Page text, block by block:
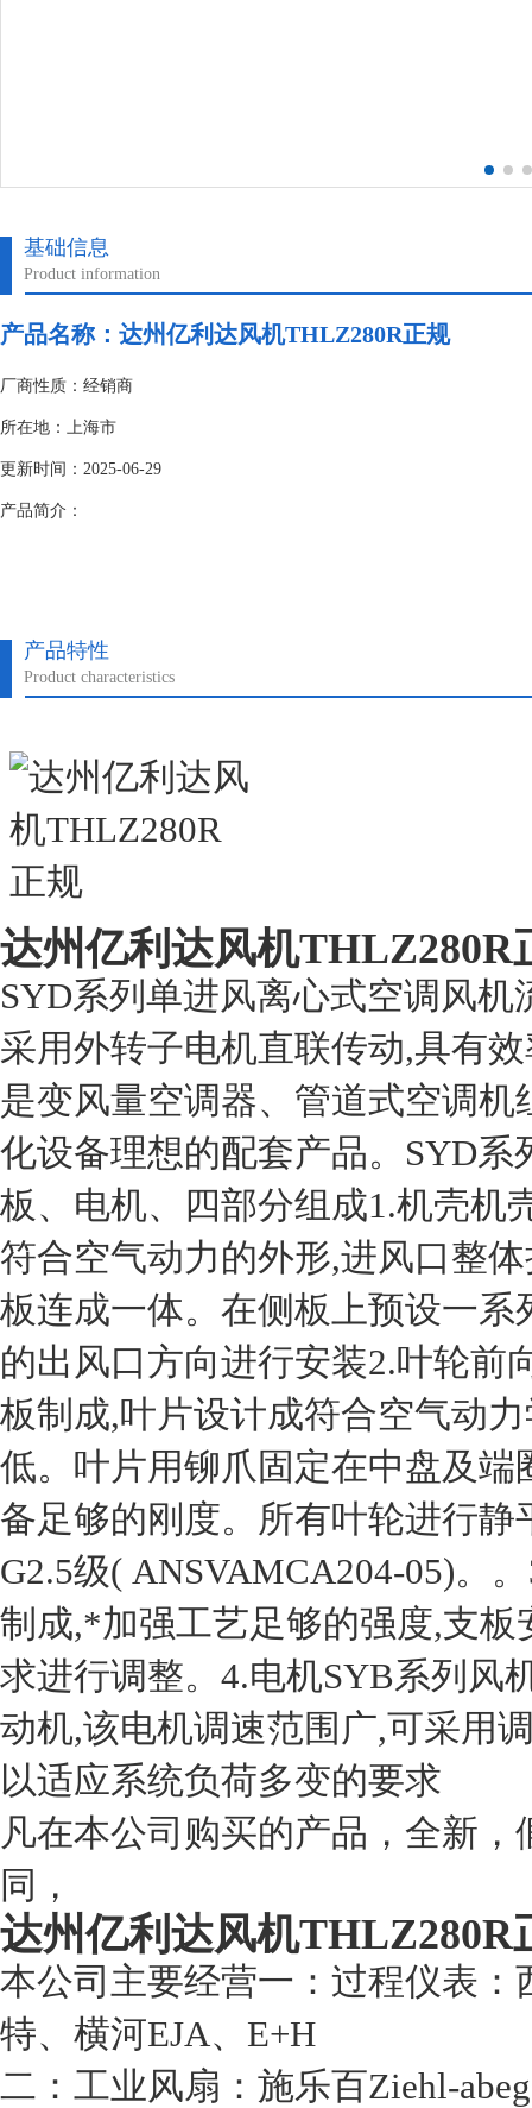
基础信息
Product information
产品名称：达州亿利达风机THLZ280R正规
厂商性质：经销商
所在地：上海市
更新时间：2025-06-29
产品简介：
产品特性
Product characteristics
达州亿利达风机THLZ280R
SYD系列单进风离心式空调风机
采用外转子电机直联传动,具有
是变风量空调器、管道式空调
化设备理想的配套产品。SYD
板、电机、四部分组成1.机壳机
符合空气动力的外形,进风口整
板连成一体。在侧板上预设一
的出风口方向进行安装2.叶轮前
板制成,叶片设计成符合空气动
低。叶片用铆爪固定在中盘及
备足够的刚度。所有叶轮进行
G2.5级( ANSVAMCA204-05)。
制成,*加强工艺足够的强度,支
求进行调整。4.电机SYB系列风
动机,该电机调速范围广,可采用
以适应系统负荷多变的要求
凡在本公司购买的产品，全新
同，
达州亿利达风机THLZ280R
本公司主要经营一：过程仪表
特、横河EJA、E+H
二：工业风扇：施乐百Ziehl-